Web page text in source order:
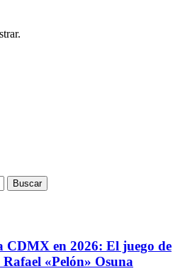
CDMX en 2026: El juego de
«Pelón» Osuna